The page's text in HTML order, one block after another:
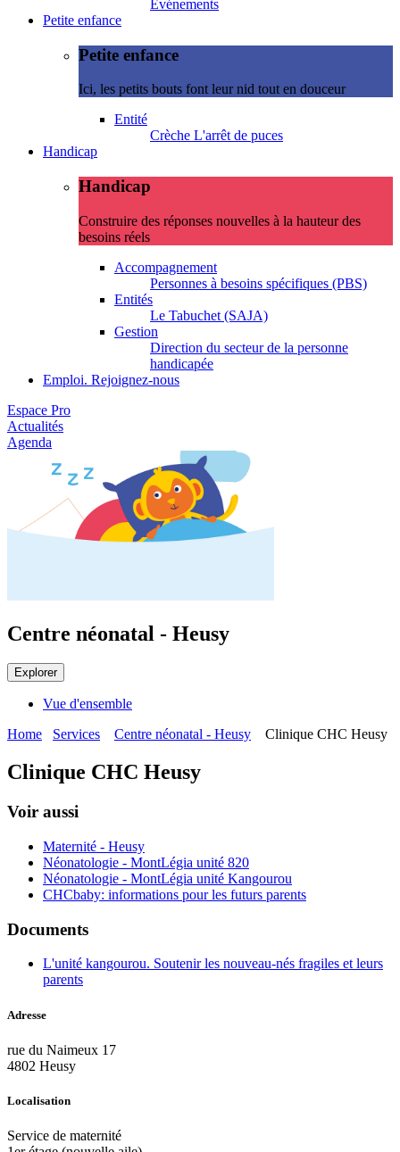
Evénements
Petite enfance
Petite enfance
Ici, les petits bouts font leur nid tout en douceur
Entité
Crèche L'arrêt de puces
Handicap
Handicap
Construire des réponses nouvelles à la hauteur des
besoins réels
Accompagnement
Personnes à besoins spécifiques (PBS)
Entités
Le Tabuchet (SAJA)
Gestion
Direction du secteur de la personne
handicapée
Emploi. Rejoignez-nous
Espace Pro
Actualités
Agenda
Centre néonatal - Heusy
Explorer
Vue d'ensemble
Home
Services Centre néonatal - Heusy Clinique CHC Heusy
Clinique CHC Heusy
Voir aussi
Maternité - Heusy
Néonatologie - MontLégia unité 820
Néonatologie - MontLégia unité Kangourou
CHCbaby: informations pour les futurs parents
Documents
L'unité kangourou. Soutenir les nouveau-nés fragiles et leurs
parents
Adresse
rue du Naimeux 17
4802 Heusy
Localisation
Service de maternité